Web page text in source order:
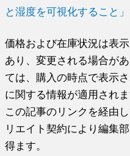
と湿度を可視化すること」
価格および在庫状況は表
あり、変更される場合が
ては、購入の時点で表示
に関する情報が適用されま
この記事のリンクを経由
リエイト契約により編集
得ます。